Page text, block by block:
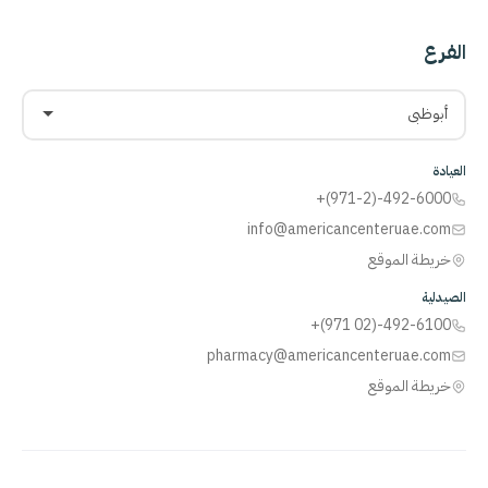
الفرع
أبوظبي
العيادة
+(971-2)-492-6000
info@americancenteruae.com
خريطة الموقع
الصيدلية
+(971 02)-492-6100
pharmacy@americancenteruae.com
خريطة الموقع